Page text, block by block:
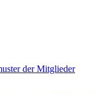
der Mitglieder